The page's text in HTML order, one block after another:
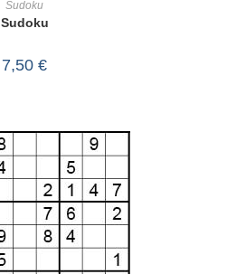
Sudoku
Sudoku
7,50 €